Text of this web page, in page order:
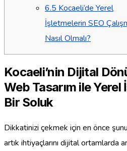
6.5 Kocaeli’de Yerel
İşletmelerin SEO
Nasıl Olmalı?
Kocaeli’nin Dijital
Web Tasarım ile
Bir Soluk
Dikkatinizi çekmek için en önce
artık ihtiyaçlarını dijital ortamlarda